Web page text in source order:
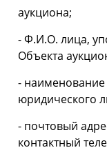
аукциона;
- Ф.И.О. лица,
Объекта
-
юридического
- почтовый
контактный